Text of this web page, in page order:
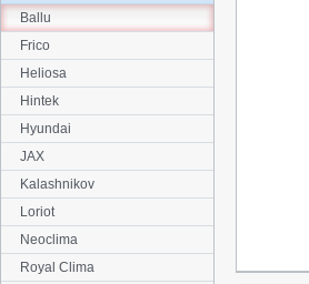
Ballu
Frico
Heliosa
Hintek
Hyundai
JAX
Kalashnikov
Loriot
Neoclima
Royal Clima